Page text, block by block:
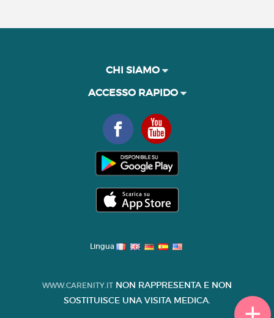
CHI SIAMO
ACCESSO RAPIDO
Lingua
WWW.CARENITY.IT NON RAPPRESENTA E NON
SOSTITUISCE UNA VISITA MEDICA.